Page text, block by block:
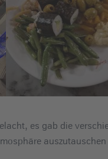
es gab die